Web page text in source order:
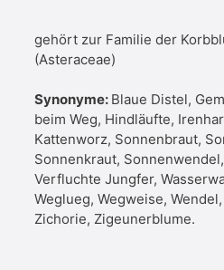
gehört zur Familie der
(Asteraceae)
Synonyme: Blaue Distel,
beim Weg, Hindläufte,
Kattenworz, Sonnenbraut,
Sonnenkraut,
Verfluchte Jungfer,
Weglueg, Wegweise,
Zichorie, Zigeunerblume.